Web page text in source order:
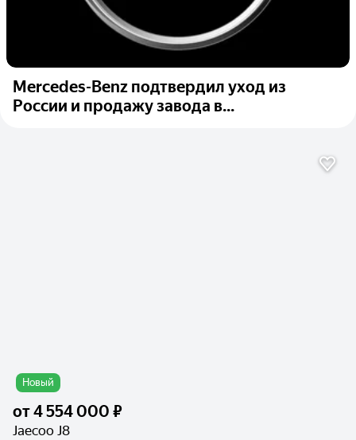
Mercedes-Benz подтвердил уход из
России и продажу завода в...
Новый
от4 554 000 ₽
Jaecoo J8